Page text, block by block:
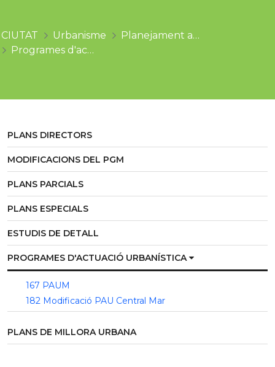
CIUTAT Urbanisme
Planejament aprovat
Programes d'actuació urbanística
PLANS DIRECTORS
MODIFICACIONS DEL PGM
PLANS PARCIALS
PLANS ESPECIALS
ESTUDIS DE DETALL
PROGRAMES D'ACTUACIÓ URBANÍSTICA
167 PAUM
182 Modificació PAU Central Mar
PLANS DE MILLORA URBANA